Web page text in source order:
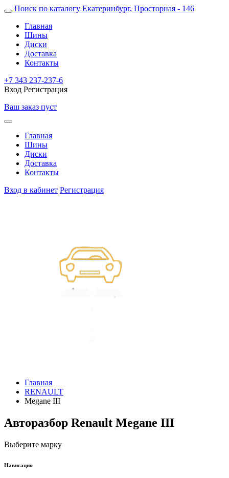
Поиск по каталогу Екатеринбург, Просторная - 146
Главная
Шины
Диски
Доставка
Контакты
+7 343 237-237-6
Вход Регистрация
Ваш заказ пуст
Главная
Шины
Диски
Доставка
Контакты
Вход в кабинет Регистрация
Главная
RENAULT
Megane III
Авторазбор Renault Megane III
Выберите марку
Навигация